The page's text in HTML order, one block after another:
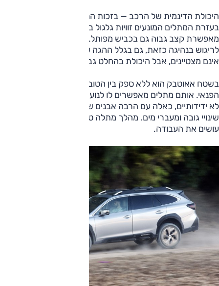
היכולת הדינמית של הרכב — בזכות ההנעה הכפולה, לא מעט
בעזרת המתלים המונעים זוויות גלגול בוטות — טובה מאוד,
מאפשרת קצב גבוה גם בכביש מפותל. זה אינו רכב המכוון
לריגוש בנהיגה כזאת, גם בגלל ההגה שמשקלו והחיבור שלו
אינם מצטיינים, אבל היכולת בהחלט גבוהה.
בשטח אאוטבק הוא ללא ספק בין הטובים מבני מינו בעדת רכבי
הפנאי. אותם מתלים מאפשרים לו לנוע בקצב נאה גם בשבילים
לא ידידותיים, כאלה עם הרבה אבנים שתולות וזרועות, גם על
שינויי גובה ומעברי מים. מהלך מתלה טוב וריסון ראוי בהחלט
עושים את העבודה.